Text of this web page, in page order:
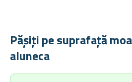
Pășiți pe suprafață
aluneca